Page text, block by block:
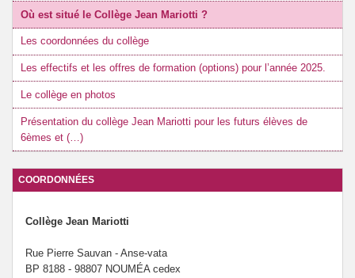
Où est situé le Collège Jean Mariotti ?
Les coordonnées du collège
Les effectifs et les offres de formation (options) pour l’année 2025.
Le collège en photos
Présentation du collège Jean Mariotti pour les futurs élèves de
6èmes et (…)
COORDONNÉES
Collège Jean Mariotti
Rue Pierre Sauvan - Anse-vata
BP 8188 - 98807 NOUMÉA cedex